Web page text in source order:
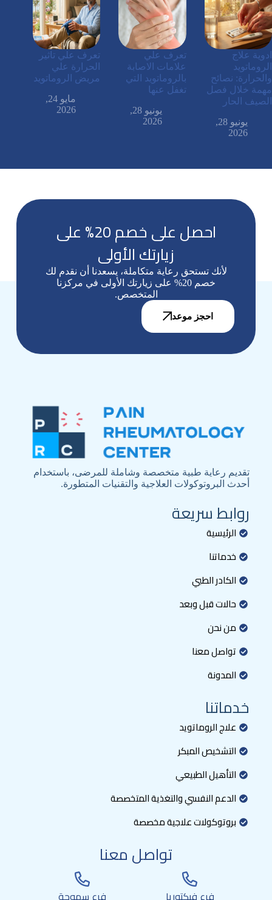
ادوية علاج
الروماتويد
والحرارة: نصائح
مهمة خلال فصل
الصيف الحار
يونيو 28,
2026
تعرف علي
علامات الاصابة
بالروماتويد التي
تغفل عنها
يونيو 28,
2026
تعرف علي تاثير
الحرارة علي
مريض الروماتويد
مايو 24,
2026
احصل على خصم 20% على
زيارتك الأولى
لأنك تستحق رعاية متكاملة، يسعدنا أن نقدم لك
خصم 20% على زيارتك الأولى في مركزنا
المتخصص.
احجز موعد
تقديم رعاية طبية متخصصة وشاملة للمرضى، باستخدام
أحدث البروتوكولات العلاجية والتقنيات المتطورة.
روابط سريعة
الرئيسية
خدماتنا
الكادر الطبي
حالات قبل وبعد
من نحن
تواصل معنا
المدونة
خدماتنا
علاج الروماتويد
التشخيص المبكر
التأهيل الطبيعي
الدعم النفسي والتغذية المتخصصة
بروتوكولات علاجية مخصصة
تواصل معنا